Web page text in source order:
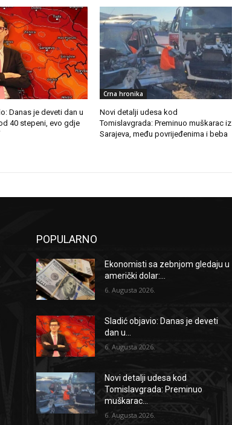
Danas je deveti dan u
40 stepeni, evo gdje
Crna hronika
Novi detalji udesa kod
Tomislavgrada: Preminuo muškarac iz
Sarajeva, među povrijeđenima i beba
POPULARNO
Ekonomisti sa zebnjom gledaju u
američki dolar:...
6. Augusta 2026.
Sladić objavio: Danas je deveti
dan u...
6. Augusta 2026.
Novi detalji udesa kod
Tomislavgrada: Preminuo
muškarac...
6. Augusta 2026.